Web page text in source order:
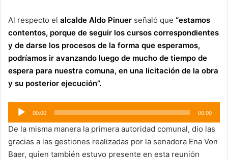
Al respecto el alcalde Aldo Pinuer señaló que “estamos
contentos, porque de seguir los cursos correspondientes
y de darse los procesos de la forma que esperamos,
podríamos ir avanzando luego de mucho de tiempo de
espera para nuestra comuna, en una licitación de la obra
y su posterior ejecución”.
Reproductor
de
audio
00:00 00:00
De la misma manera la primera autoridad comunal, dio las
gracias a las gestiones realizadas por la senadora Ena Von
Baer, quien también estuvo presente en esta reunión